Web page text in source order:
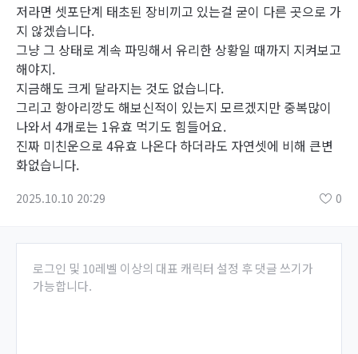
저라면 셋포단계 태초된 장비끼고 있는걸 굳이 다른 곳으로 가
지 않겠습니다.
그냥 그 상태로 계속 파밍해서 유리한 상황일 때까지 지켜보고
해야지.
지금해도 크게 달라지는 것도 없습니다.
그리고 항아리깡도 해보신적이 있는지 모르겠지만 중복많이
나와서 4개로는 1유효 먹기도 힘들어요.
진짜 미친운으로 4유효 나온다 하더라도 자연셋에 비해 큰변
화없습니다.
2025.10.10 20:29 0
로그인 및 10레벨 이상의 대표 캐릭터 설정 후 댓글 쓰기가
가능합니다.